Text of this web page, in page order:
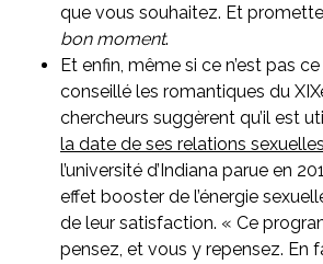
que vous souhaitez. Et
bon moment.
Et enfin, même si ce n’est pas ce
conseillé les romantiques du
chercheurs suggèrent qu’il est
la date de ses relations sexuelles
l’université d’Indiana parue en
effet booster de l’énergie
de leur satisfaction. « Ce
pensez, et vous y repensez. En